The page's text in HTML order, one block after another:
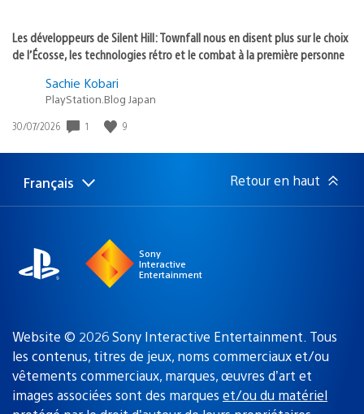
Les développeurs de Silent Hill: Townfall nous en disent plus sur le choix
de l’Écosse, les technologies rétro et le combat à la première personne
Sachie Kobari
PlayStation.Blog Japan
Date
publication
30/07/2026 1 9
Choisir
Région
Français Retour en haut
Sony
Interactive
Entertainment
Website © 2026 Sony Interactive Entertainment. Tous
les contenus, titres de jeux, noms commerciaux et/ou
vêtements commerciaux, marques, œuvres d’art et
images associées sont des marques et/ou du matériel